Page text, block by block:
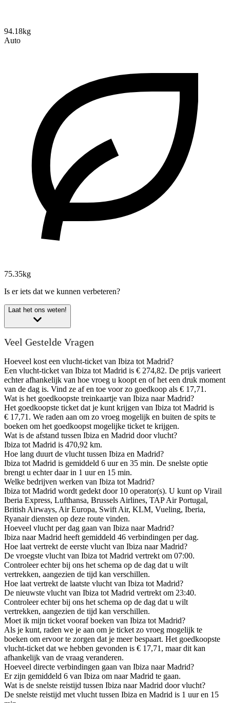
94.18kg
Auto
75.35kg
Is er iets dat we kunnen verbeteren?
Laat het ons weten!
Veel Gestelde Vragen
Hoeveel kost een vlucht-ticket van Ibiza tot Madrid?
Een vlucht-ticket van Ibiza tot Madrid is € 274,82. De prijs varieert
echter afhankelijk van hoe vroeg u koopt en of het een druk moment
van de dag is. Vind ze af en toe voor zo goedkoop als € 17,71.
Wat is het goedkoopste treinkaartje van Ibiza naar Madrid?
Het goedkoopste ticket dat je kunt krijgen van Ibiza tot Madrid is
€ 17,71. We raden aan om zo vroeg mogelijk en buiten de spits te
boeken om het goedkoopst mogelijke ticket te krijgen.
Wat is de afstand tussen Ibiza en Madrid door vlucht?
Ibiza tot Madrid is 470,92 km.
Hoe lang duurt de vlucht tussen Ibiza en Madrid?
Ibiza tot Madrid is gemiddeld 6 uur en 35 min. De snelste optie
brengt u echter daar in 1 uur en 15 min.
Welke bedrijven werken van Ibiza tot Madrid?
Ibiza tot Madrid wordt gedekt door 10 operator(s). U kunt op Virail
Iberia Express, Lufthansa, Brussels Airlines, TAP Air Portugal,
British Airways, Air Europa, Swift Air, KLM, Vueling, Iberia,
Ryanair diensten op deze route vinden.
Hoeveel vlucht per dag gaan van Ibiza naar Madrid?
Ibiza naar Madrid heeft gemiddeld 46 verbindingen per dag.
Hoe laat vertrekt de eerste vlucht van Ibiza naar Madrid?
De vroegste vlucht van Ibiza tot Madrid vertrekt om 07:00.
Controleer echter bij ons het schema op de dag dat u wilt
vertrekken, aangezien de tijd kan verschillen.
Hoe laat vertrekt de laatste vlucht van Ibiza tot Madrid?
De nieuwste vlucht van Ibiza tot Madrid vertrekt om 23:40.
Controleer echter bij ons het schema op de dag dat u wilt
vertrekken, aangezien de tijd kan verschillen.
Moet ik mijn ticket vooraf boeken van Ibiza tot Madrid?
Als je kunt, raden we je aan om je ticket zo vroeg mogelijk te
boeken om ervoor te zorgen dat je meer bespaart. Het goedkoopste
vlucht-ticket dat we hebben gevonden is € 17,71, maar dit kan
afhankelijk van de vraag veranderen.
Hoeveel directe verbindingen gaan van Ibiza naar Madrid?
Er zijn gemiddeld 6 van Ibiza om naar Madrid te gaan.
Wat is de snelste reistijd tussen Ibiza naar Madrid door vlucht?
De snelste reistijd met vlucht tussen Ibiza en Madrid is 1 uur en 15